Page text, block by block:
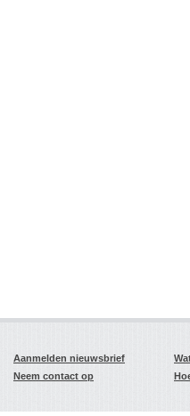
Aanmelden nieuwsbrief
Neem contact op